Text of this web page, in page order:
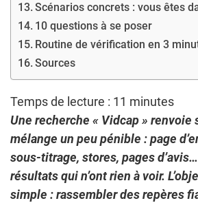
Scénarios concrets : vous êtes
10 questions à se poser
Routine de vérification en 3
Sources
Temps de lecture : 11 minutes
Une recherche « Vidcap » renvoie
mélange un peu pénible : page
sous-titrage, stores, pages
résultats qui n’ont rien à voir.
simple : rassembler des repères